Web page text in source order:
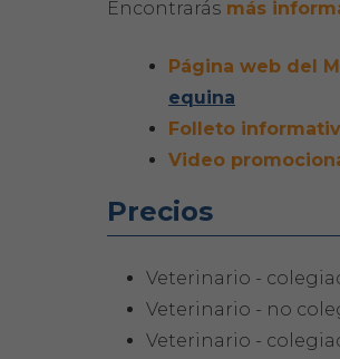
Encontrarás más
Página web del
equina
Folleto
Video
Precios
Veterinario -
Veterinario - no
Veterinario -